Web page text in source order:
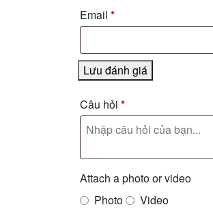
Email *
Lưu đánh giá
Câu hỏi *
Attach a photo or video
Photo
Video